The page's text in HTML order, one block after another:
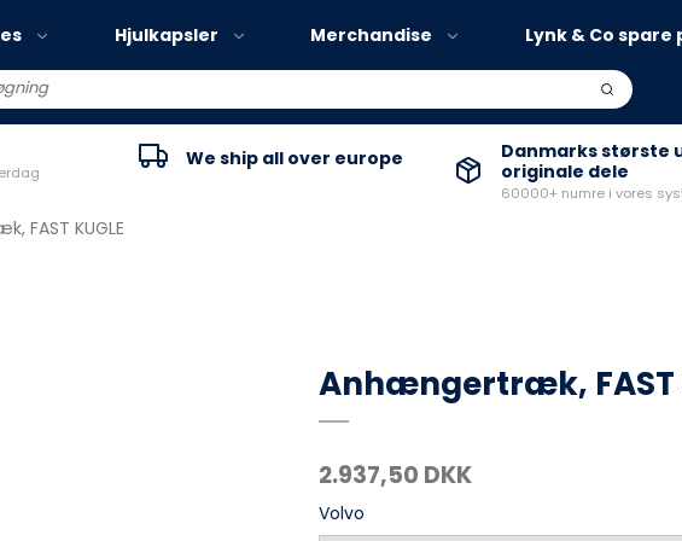
Volvo EX30
Volvo EC40
Hjulkapsler Merchandise Lynk & Co spare
We ship all over europe
Danmarks største
originale dele
60000+ numre i vores
FAST KUGLE
Anhængertræk, FAST
2.937,50 DKK
Volvo